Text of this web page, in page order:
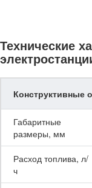
Технические
Конструктивные
Габаритные
размеры, мм
Расход топлива, л/
ч